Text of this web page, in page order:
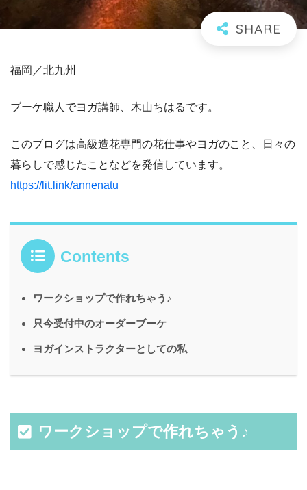
福岡／北九州
ブーケ職人でヨガ講師、木山ちはるです。
このブログは高級造花専門の花仕事やヨガのこと、日々の
暮らしで感じたことなどを発信しています。
https://lit.link/annenatu
Contents
ワークショップで作れちゃう♪
只今受付中のオーダーブーケ
ヨガインストラクターとしての私
ワークショップで作れちゃう♪